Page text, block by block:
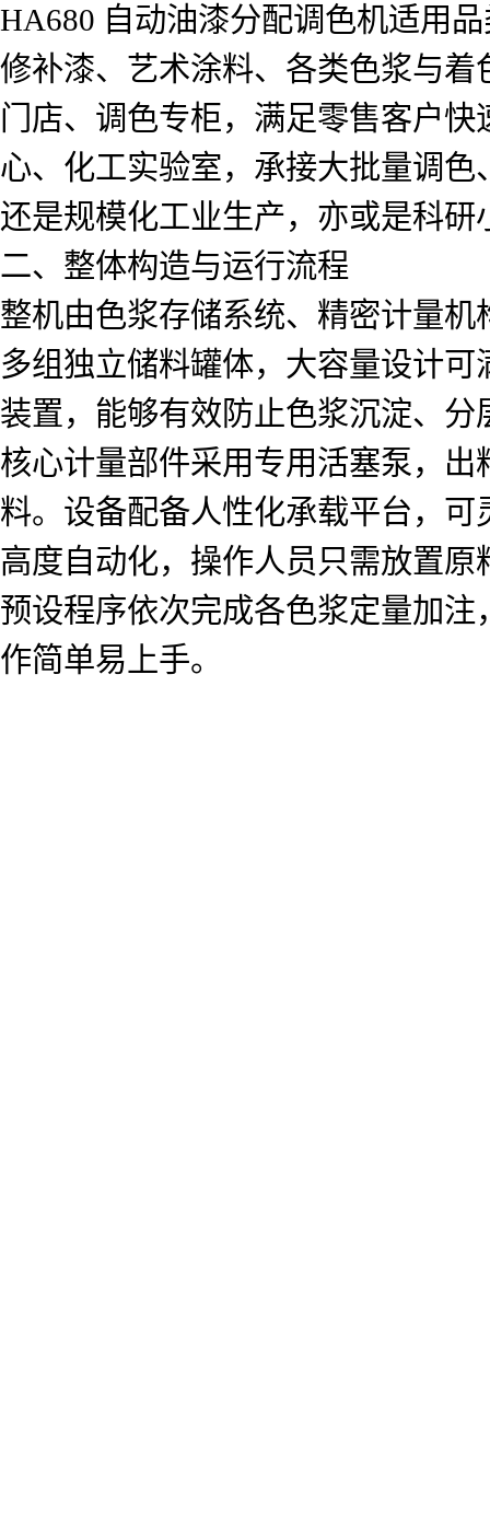
HA680 自动油漆分配调色机适用
修补漆、艺术涂料、各类色浆与
门店、调色专柜，满足零售客户
心、化工实验室，承接大批量调
还是规模化工业生产，亦或是科
二、整体构造与运行流程
整机由色浆存储系统、精密计量
多组独立储料罐体，大容量设计
装置，能够有效防止色浆沉淀、
核心计量部件采用专用活塞泵，
料。设备配备人性化承载平台，
高度自动化，操作人员只需放置
预设程序依次完成各色浆定量加
作简单易上手。